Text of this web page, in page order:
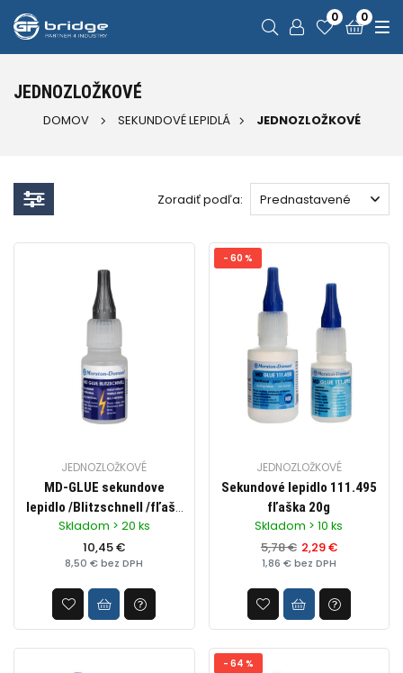
0 0
JEDNOZLOŽKOVÉ
DOMOV SEKUNDOVÉ LEPIDLÁ JEDNOZLOŽKOVÉ
Zoradiť podľa:
JEDNOZLOŽKOVÉ
MD-GLUE sekundove
lepidlo /Blitzschnell /fľaša
20g
Skladom > 20 ks
10,45 €
8,50 € bez DPH
- 60 %
JEDNOZLOŽKOVÉ
Sekundové lepidlo 111.495
fľaška 20g
Skladom > 10 ks
5,78 € 2,29 €
1,86 € bez DPH
- 64 %